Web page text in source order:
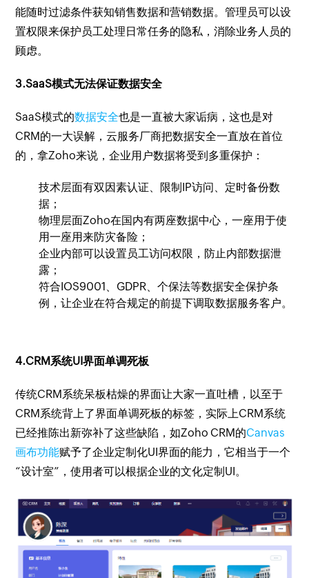
能随时过滤条件获知销售数据和营销数据。管理员可以设
置权限来保护员工处理日常任务的隐私，消除业务人员的
顾虑。
3.SaaS模式无法保证数据安全
SaaS模式的数据安全也是一直被大家诟病，这也是对
CRM的一大误解，云服务厂商把数据安全一直放在首位
的，拿Zoho来说，企业用户数据将受到多重保护：
技术层面有双因素认证、限制IP访问、定时备份数
据；
物理层面Zoho在国内有两座数据中心，一座用于使
用一座用来防灾备险；
企业内部可以设置员工访问权限，防止内部数据泄
露；
符合IOS9001、GDPR、个保法等数据安全保护条
例，让企业在符合规定的前提下调取数据服务客户。
4.CRM系统UI界面单调死板
传统CRM系统呆板枯燥的界面让大家一直吐槽，以至于
CRM系统背上了界面单调死板的标签，实际上CRM系统
已经推陈出新弥补了这些缺陷，如Zoho CRM的Canvas
画布功能赋予了企业定制化UI界面的能力，它相当于一个
“设计室”，使用者可以根据企业的文化定制UI。